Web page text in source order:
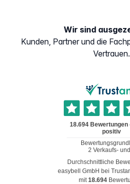
Wir sind
Kunden, Partner und die
Vertrauen.
Durchschnittliche
easybell GmbH bei
mit18.694